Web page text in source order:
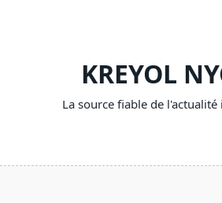
KREYOL
La source fiable de